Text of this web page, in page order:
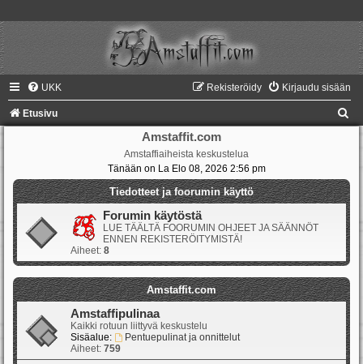
UKK Kirjaudu sisään
Rekisteröidy
Etusivu
Amstaffit.com
Amstaffiaiheista keskustelua
Tänään on La Elo 08, 2026 2:56 pm
Tiedotteet ja foorumin käyttö
Forumin käytöstä
LUE TÄÄLTÄ FOORUMIN OHJEET JA SÄÄNNÖT
ENNEN REKISTERÖITYMISTÄ!
Aiheet: 8
Amstaffit.com
Amstaffipulinaa
Kaikki rotuun liittyvä keskustelu
Sisäalue:
Pentuepulinat ja onnittelut
Aiheet: 759